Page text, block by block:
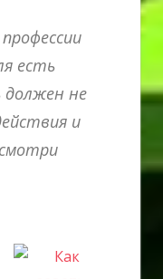
есть
должен не
и